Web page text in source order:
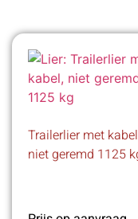
Trailerlier met kabel
niet geremd 1125